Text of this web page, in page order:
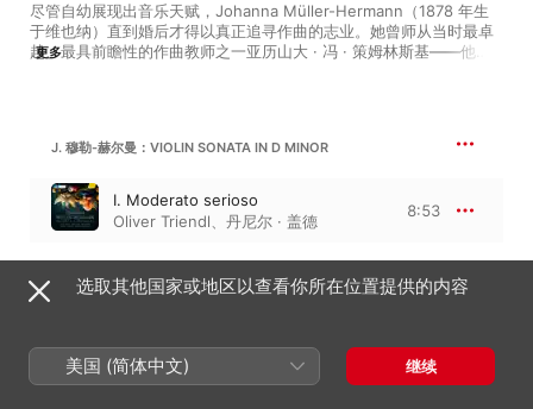
尽管自幼展现出音乐天赋，Johanna Müller-Hermann（1878 年生
于维也纳）直到婚后才得以真正追寻作曲的志业。她曾师从当时最卓
越、最具前瞻性的作曲教师之一亚历山大 · 冯 · 策姆林斯基——他也
声，也深受理查德・施特劳斯与策姆林斯基新作的影响；而她的旋律
艺术歌曲创作成名，早期代表作有《Die stille Stadt》。大约在 1910
年，Müller-Hermann 的自身创作风格进一步成型，她这个时期创作
的《Wie Eine Vollmondnacht》交织着诡丽与美感，十分动人。
与此同时，她在器乐作品中也展现出过人天赋。创作于 1903 年的
《小提琴奏鸣曲》颇具勃拉姆斯风格，尤其是第二乐章。写于 1910
einer Tragödie “Brand”》。
更多
J. 穆勒-赫尔曼：VIOLIN SONATA IN D MINOR
I. Moderato serioso
Oliver Triendl、 丹尼尔 · 盖德
8:53
J. 穆勒-赫尔曼：4 LIEDER
No. 4
约瑟夫 · 米德尔顿
凯蒂・怀特利
2:54
选取其他国家或地区以查看你所在位置提供的内容
美国 (简体中文) 继续